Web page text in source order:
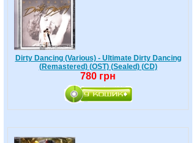
Dirty Dancing (Various) - Ultimate Dirty Dancing
(Remastered) (OST) (Sealed) (CD)
780 грн